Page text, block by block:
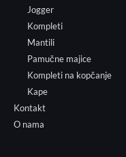
Jogger
Kompleti
Mantili
Pamučne majice
Kompleti na kopčanje
Kape
Kontakt
O nama